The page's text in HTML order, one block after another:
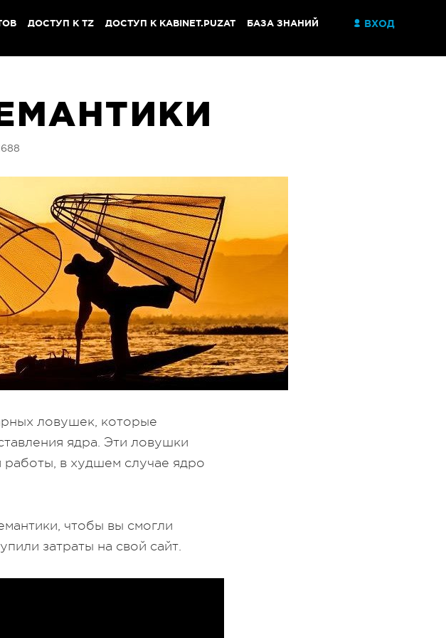
ВХОД
ДОСТУП К TZ ДОСТУП К KABINET.PUZAT БАЗА ЗНАНИЙ
ловушек, которые
ядра. Эти ловушки
работы, в худшем случае ядро
чтобы вы смогли
затраты на свой сайт.